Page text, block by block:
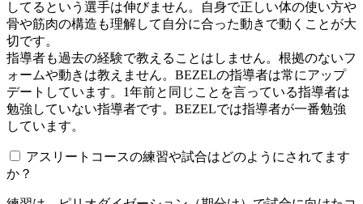
してるという選手は伸びません。自身で正しい体の使い方や
骨や筋肉の構造も理解して自分に合った動きで動くことが大
切です。
指導者も過去の経験で教えることはしません。根拠のないフ
ォームや動きは教えません。BEZELの指導者は常にアップ
デートしています。1年前と同じことを言っている指導者は
勉強していない指導者です。BEZELでは指導者が一番勉強
しています。
アスリートコースの練習や試合はどのようにされてます
か？